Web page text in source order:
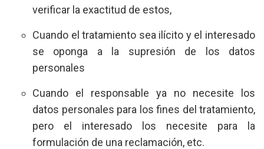
verificar la exactitud de estos,
Cuando el tratamiento sea ilícito y el interesado
se oponga a la supresión de los datos
personales
Cuando el responsable ya no necesite los
datos personales para los fines del tratamiento,
pero el interesado los necesite para la
formulación de una reclamación, etc.